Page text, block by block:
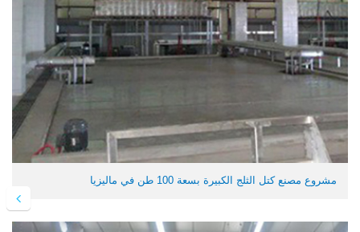
مشروع مصنع كتل الثلج الكبيرة بسعة 100 طن في ماليزيا